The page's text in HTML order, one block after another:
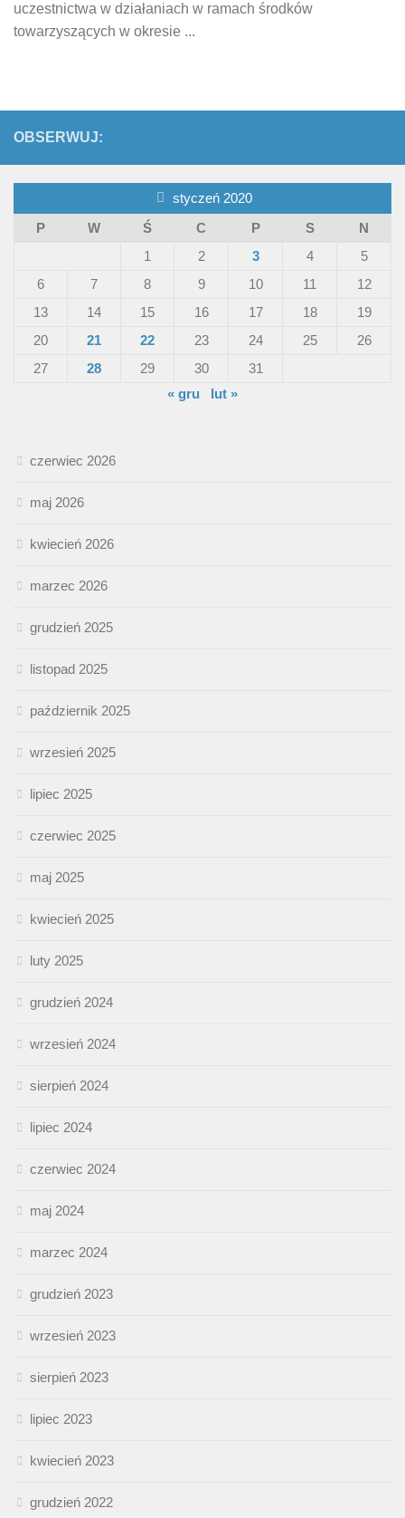
uczestnictwa w działaniach w ramach środków
towarzyszących w okresie ...
OBSERWUJ:
styczeń 2020
P
W Ś C P S
N
1
2 3 4
5
6
7 8 9 10 11
12
13
14 15 16 17 18
19
20
21 22 23 24 25
26
27
28 29 30
31
« gru
lut »
czerwiec 2026
maj 2026
kwiecień 2026
marzec 2026
grudzień 2025
listopad 2025
październik 2025
wrzesień 2025
lipiec 2025
czerwiec 2025
maj 2025
kwiecień 2025
luty 2025
grudzień 2024
wrzesień 2024
sierpień 2024
lipiec 2024
czerwiec 2024
maj 2024
marzec 2024
grudzień 2023
wrzesień 2023
sierpień 2023
lipiec 2023
kwiecień 2023
grudzień 2022